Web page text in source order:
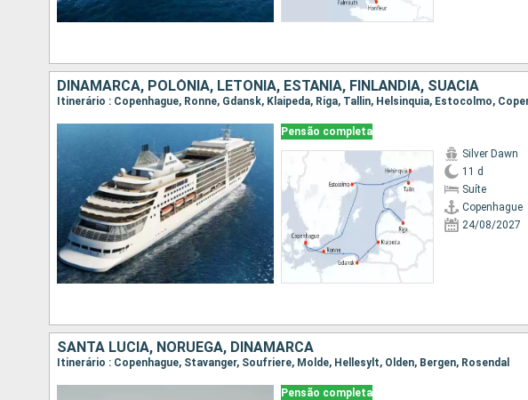
DINAMARCA, POLÓNIA, LETÔNIA, ESTÃNIA, FINLÃNDIA, SUÃCIA
Pensão completa
Silver Dawn
11 d
Suíte
Copenhague
24/08/2027
SANTA LUCIA, NORUEGA, DINAMARCA
Itinerário : Copenhague, Stavanger, Soufriere, Molde, Hellesylt, Olden, Bergen, Rosendal
Pensão completa